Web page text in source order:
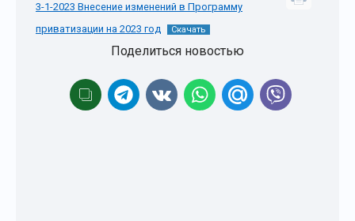
3-1-2023 Внесение изменений в Программу
приватизации на 2023 год
Скачать
Поделиться новостью